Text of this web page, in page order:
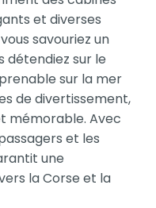
et diverses
savouriez un
détendiez sur le
sur la mer
de divertissement,
mémorable. Avec
et les
une
la Corse et la